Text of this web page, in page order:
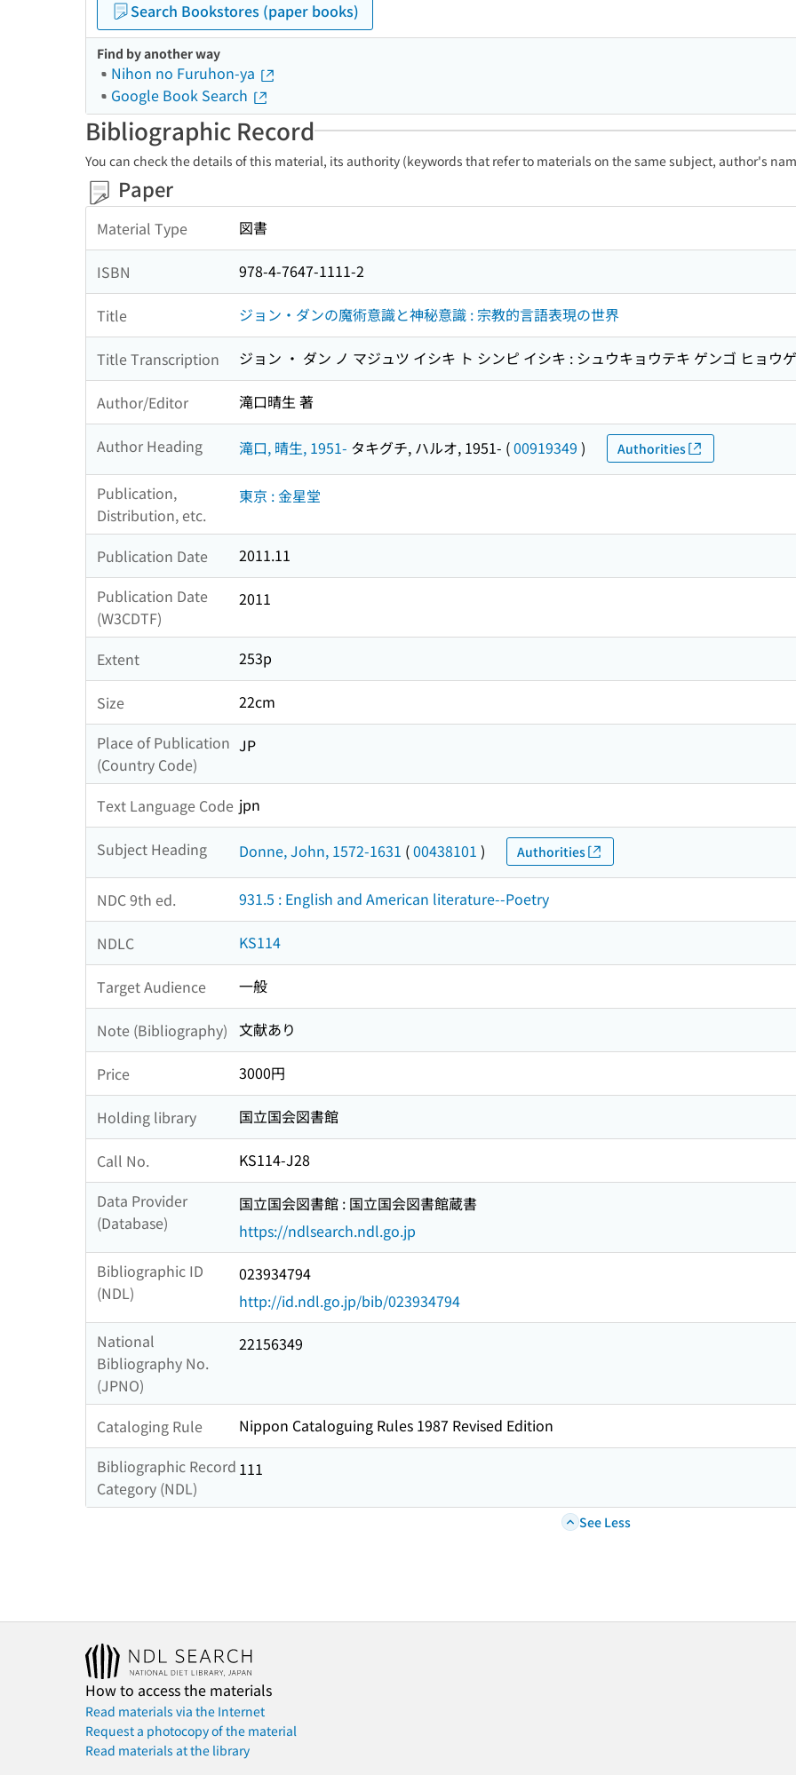
Search Bookstores (paper books)
Find by another way
Nihon no Furuhon-ya
Google Book Search
Bibliographic Record
You can check the details of this material, its authority (keywords that refer to materials on the same subject, author's
Paper
Material Type 図書
ISBN 978-4-7647-1111-2
Title ジョン・ダンの魔術意識と神秘意識 : 宗教的言語表現の世界
Title Transcription ジョン ・ ダン ノ マジュツ イシキ ト シンピ イシキ : シュウキョウテキ ゲンゴ ヒョウ
Author/Editor 滝口晴生 著
Author Heading 滝口, 晴生, 1951- タキグチ, ハルオ, 1951- (00919349 ) Authorities
Publication,
Distribution, etc.
東京 : 金星堂
Publication Date
2011.11
Publication Date
(W3CDTF)
2011
Extent 253p
Size
22cm
Place of Publication
(Country Code)
JP
Text Language Code jpn
Subject Heading Donne, John, 1572-1631 (00438101 ) Authorities
NDC 9th ed. 931.5 : English and American literature--Poetry
NDLC KS114
Target Audience 一般
Note (Bibliography) 文献あり
Price 3000円
Holding library 国立国会図書館
Call No.
KS114-J28
Data Provider
(Database)
国立国会図書館 : 国立国会図書館蔵書
https://ndlsearch.ndl.go.jp
Bibliographic ID
(NDL)
023934794
http://id.ndl.go.jp/bib/023934794
National
Bibliography No.
(JPNO)
22156349
Cataloging Rule
Nippon Cataloguing Rules 1987 Revised Edition
Bibliographic Record
Category (NDL)
111
See Less
How to access the materials
Read materials via the Internet
Request a photocopy of the material
Read materials at the library